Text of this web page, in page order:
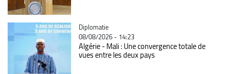
Catégorie
Diplomatie
08/08/2026 - 14:23
Algérie - Mali : Une convergence totale de
vues entre les deux pays